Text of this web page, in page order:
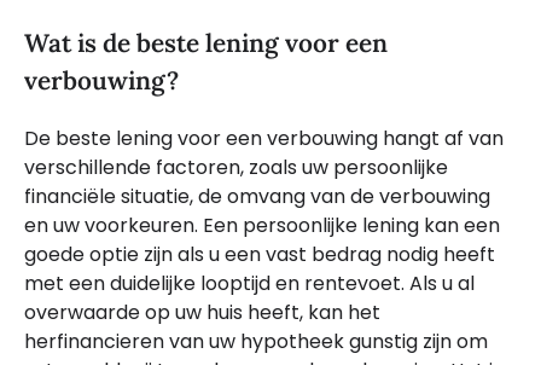
Wat is de beste lening voor een
verbouwing?
De beste lening voor een verbouwing hangt af van
verschillende factoren, zoals uw persoonlijke
financiële situatie, de omvang van de verbouwing
en uw voorkeuren. Een persoonlijke lening kan een
goede optie zijn als u een vast bedrag nodig heeft
met een duidelijke looptijd en rentevoet. Als u al
overwaarde op uw huis heeft, kan het
herfinancieren van uw hypotheek gunstig zijn om